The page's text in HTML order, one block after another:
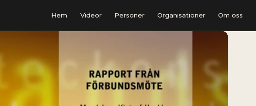
Hem Videor Personer Organisationer Om oss